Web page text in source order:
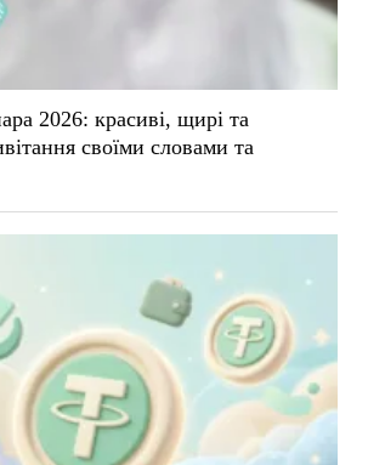
2026: красиві, щирі та
своїми словами та